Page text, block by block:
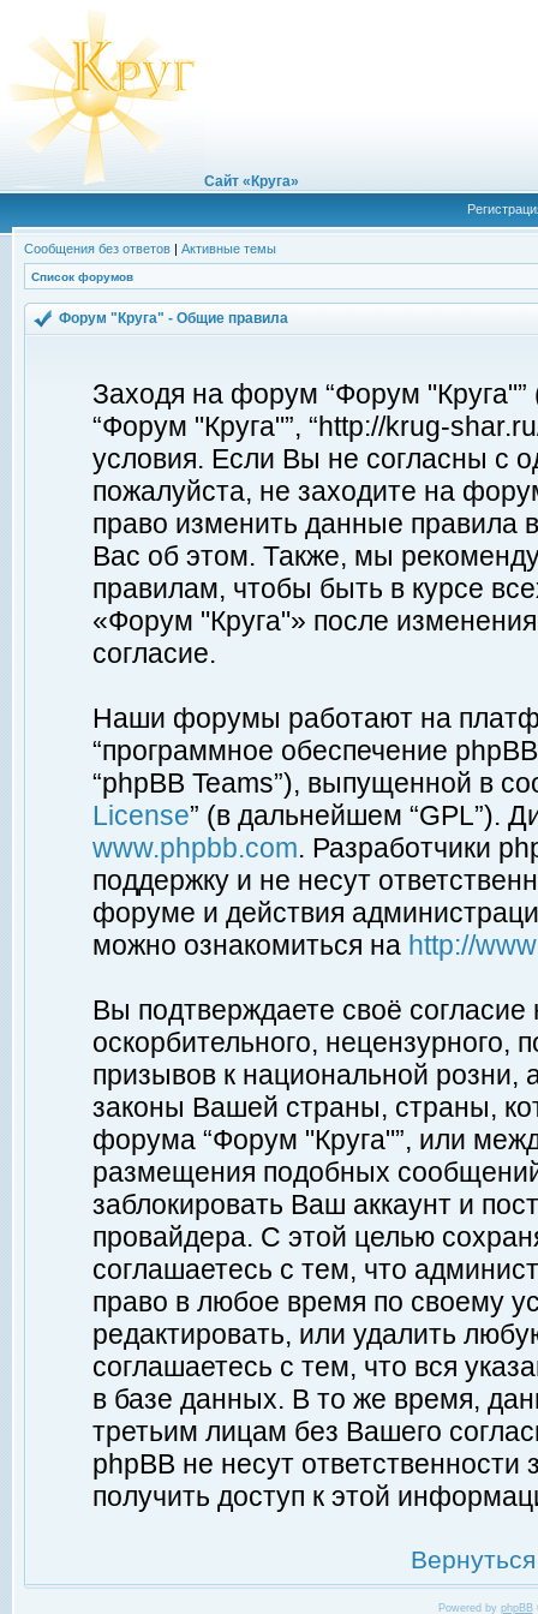
Сайт «Круга»
Сообщения без ответов | Активные темы
Список форумов
Форум "Круга" - Общие правила
Заходя на форум “Форум
“Форум "Круга"”, “http://krug-
условия. Если Вы не согласны с
пожалуйста, не заходите на
право изменить данные правила
Вас об этом. Также, мы
правилам, чтобы быть в курсе
«Форум "Круга"» после
согласие.
Наши форумы работают на
“программное обеспечение
“phpBB Teams”), выпущенной в
License” (в дальнейшем “GPL”).
www.phpbb.com. Разработчики
поддержку и не несут
форуме и действия
можно ознакомиться на http://
Вы подтверждаете своё
оскорбительного, нецензурного,
призывов к национальной
законы Вашей страны, страны,
форума “Форум "Круга"”, или
размещения подобных
заблокировать Ваш аккаунт и
провайдера. С этой целью
соглашаетесь с тем, что
право в любое время по своему
редактировать, или удалить
соглашаетесь с тем, что вся
в базе данных. В то же время,
третьим лицам без Вашего
phpBB не несут ответственности
получить доступ к этой
Powered by phpBB